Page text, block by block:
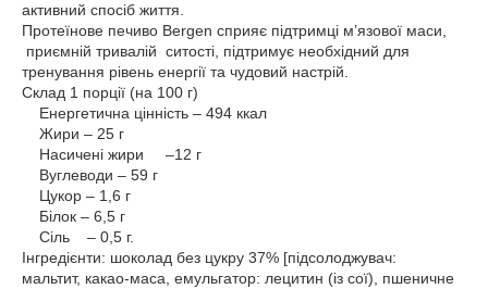
активний спосіб життя.
Протеїнове печиво Bergen сприяє підтримці м’язової маси,
приємній тривалій ситості, підтримує необхідний для
тренування рівень енергії та чудовий настрій.
Склад 1 порції (на 100 г)
Енергетична цінність – 494 ккал
Жири – 25 г
Насичені жири –12 г
Вуглеводи – 59 г
Цукор – 1,6 г
Білок – 6,5 г
Сіль – 0,5 г.
Інгредієнти: шоколад без цукру 37% [підсолоджувач:
мальтит, какао-маса, емульгатор: лецитин (із сої), пшеничне